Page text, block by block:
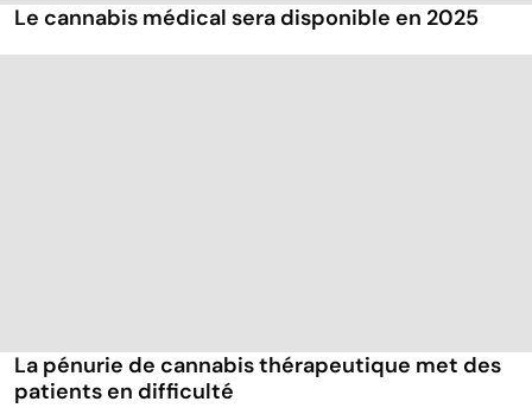
Le cannabis médical sera disponible en 2025
La pénurie de cannabis thérapeutique met des
patients en difficulté